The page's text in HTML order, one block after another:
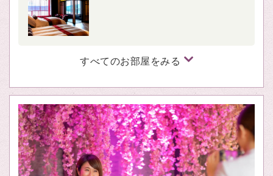
すべてのお部屋をみる